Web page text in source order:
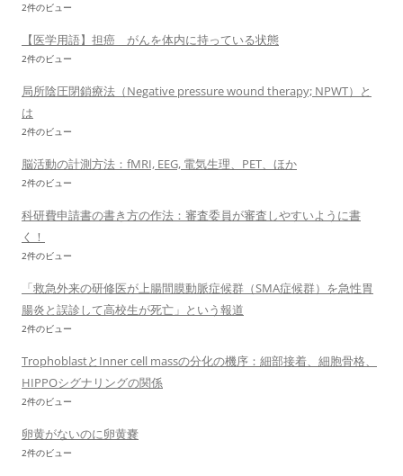
2件のビュー
【医学用語】担癌 がんを体内に持っている状態
2件のビュー
局所陰圧閉鎖療法（Negative pressure wound therapy; NPWT）と
は
2件のビュー
脳活動の計測方法：fMRI, EEG, 電気生理、PET、ほか
2件のビュー
科研費申請書の書き方の作法：審査委員が審査しやすいように書
く！
2件のビュー
「救急外来の研修医が上腸間膜動脈症候群（SMA症候群）を急性胃
腸炎と誤診して高校生が死亡」という報道
2件のビュー
TrophoblastとInner cell massの分化の機序：細部接着、細胞骨格、
HIPPOシグナリングの関係
2件のビュー
卵黄がないのに卵黄嚢
2件のビュー